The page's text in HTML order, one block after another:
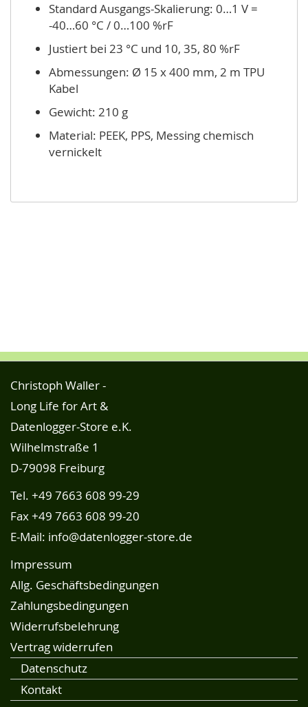
Standard Ausgangs-Skalierung: 0…1 V =
-40…60 °C / 0…100 %rF
Justiert bei 23 °C und 10, 35, 80 %rF
Abmessungen: Ø 15 x 400 mm, 2 m TPU
Kabel
Gewicht: 210 g
Material: PEEK, PPS, Messing chemisch
vernickelt
Christoph Waller -
Long Life for Art &
Datenlogger-Store e.K.
Wilhelmstraße 1
D-79098 Freiburg
Tel. +49 7663 608 99-29
Fax +49 7663 608 99-20
E-Mail: info@datenlogger-store.de
Impressum
Allg. Geschäftsbedingungen
Zahlungsbedingungen
Widerrufsbelehrung
Vertrag widerrufen
Datenschutz
Kontakt